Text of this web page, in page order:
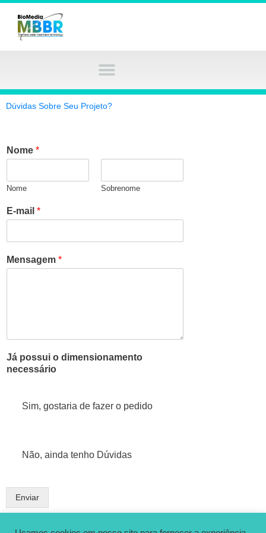
Dúvidas Sobre Seu Projeto?
Nome *
Nome Sobrenome
E-mail *
Mensagem *
Já possui o dimensionamento
necessário
Sim, gostaria de fazer o pedido
Não, ainda tenho Dúvidas
Enviar